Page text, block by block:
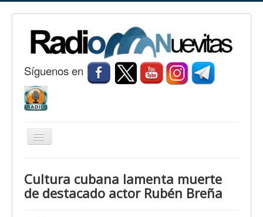
Síguenos en
Cambiar
Nuevitas
Cultura cubana lamenta muerte
de destacado actor Rubén Breña